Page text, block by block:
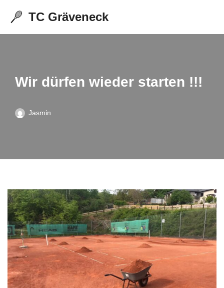
TC Gräveneck
Wir dürfen wieder starten !!!
Jasmin